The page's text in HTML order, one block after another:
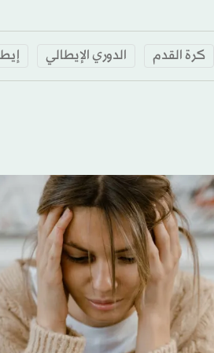
كرة القدم الدوري الإيطالي